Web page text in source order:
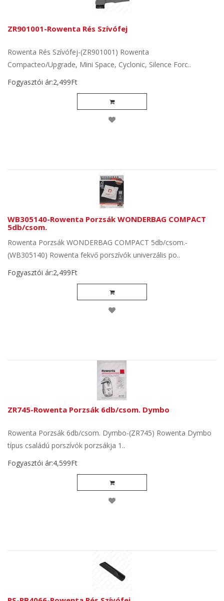
ZR901001-Rowenta Rés Szívófej
Rowenta Rés Szívófej-(ZR901001) Rowenta
Compacteo/Upgrade, Mini Space, Cyclonic, Silence Forc..
Fogyasztói ár:2,499Ft
WB305140-Rowenta Porzsák WONDERBAG COMPACT
5db/csom.
Rowenta Porzsák WONDERBAG COMPACT 5db/csom.-
(WB305140) Rowenta fekvő porszívók univerzális po..
Fogyasztói ár:2,499Ft
ZR745-Rowenta Porzsák 6db/csom. Dymbo
Rowenta Porzsák 6db/csom. Dymbo-(ZR745) Rowenta Dymbo
típus családú porszívók porzsákja 1..
Fogyasztói ár:4,599Ft